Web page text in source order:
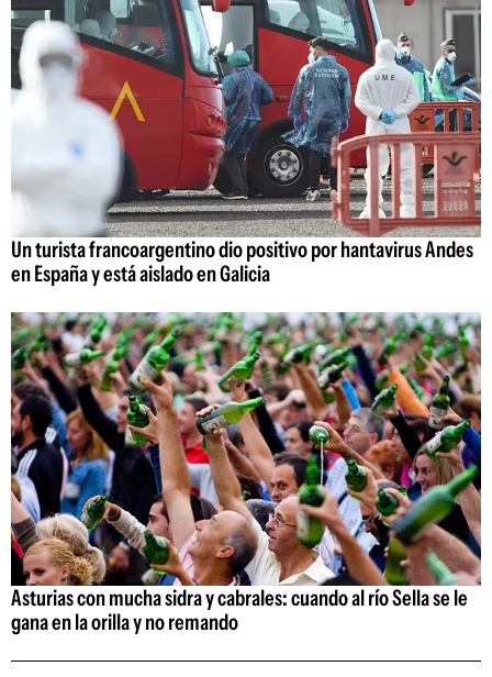
Un turista francoargentino dio positivo por hantavirus Andes
en España y está aislado en Galicia
Asturias con mucha sidra y cabrales: cuando al río Sella se le
gana en la orilla y no remando